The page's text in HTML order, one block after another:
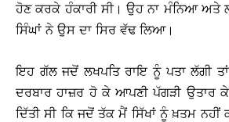
ਹੋਣ ਕਰਕੇ ਹੰਕਾਰੀ ਸੀ। ਉਹ ਨਾ ਮੰਨਿਆ ਅਤੇ
ਸਿੰਘਾਂ ਨੇ ਉਸ ਦਾ ਸਿਰ ਵੱਢ ਲਿਆ।
ਇਹ ਗੱਲ ਜਦੋਂ ਲਖਪਤਿ ਰਾਇ ਨੂੰ ਪਤਾ ਲੱਗੀ
ਦਰਬਾਰ ਹਾਜ਼ਰ ਹੋ ਕੇ ਆਪਣੀ ਪੱਗੜੀ ਉਤਾਰ
ਦਿੱਤੀ ਸੀ ਕਿ ਜਦੋਂ ਤੱਕ ਮੈਂ ਸਿੱਖਾਂ ਨੂੰ ਖ਼ਤਮ